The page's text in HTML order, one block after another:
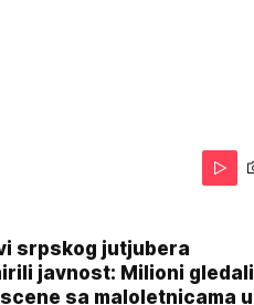
srpskog jutjubera
javnost: Milioni gledali
sa maloletnicama u